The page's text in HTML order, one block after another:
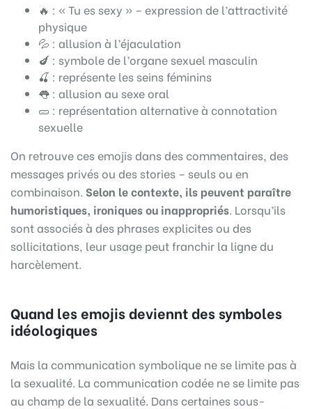
🔥 : « Tu es sexy » – expression de l’attractivité
physique
💦 : allusion à l’éjaculation
🍆 : symbole de l’organe sexuel masculin
🍒 : représente les seins féminins
👅 : allusion au sexe oral
🥒 : représentation alternative à connotation
sexuelle
On retrouve ces emojis dans des commentaires, des
messages privés ou des stories – seuls ou en
combinaison. Selon le contexte, ils peuvent paraître
humoristiques, ironiques ou inappropriés. Lorsqu’ils
sont associés à des phrases explicites ou des
sollicitations, leur usage peut franchir la ligne du
harcèlement.
Quand les emojis deviennt des symboles
idéologiques
Mais la communication symbolique ne se limite pas à
la sexualité. La communication codée ne se limite pas
au champ de la sexualité. Dans certaines sous-